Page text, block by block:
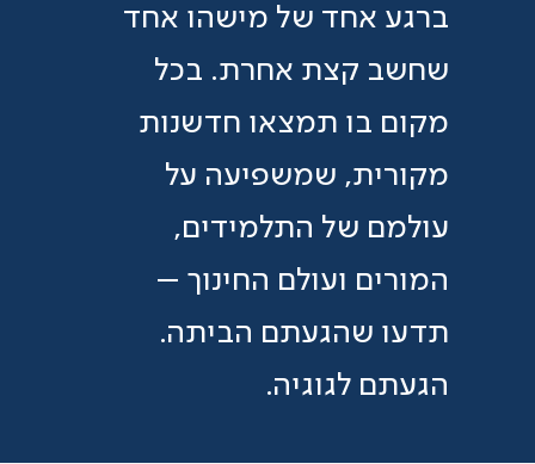
ברגע אחד של מישהו אחד
שחשב קצת אחרת. בכל
מקום בו תמצאו חדשנות
מקורית, שמשפיעה על
עולמם של התלמידים,
המורים ועולם החינוך –
תדעו שהגעתם הביתה.
הגעתם לגוגיה.